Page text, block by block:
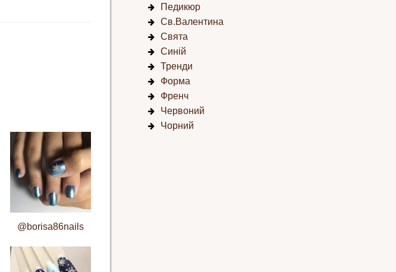
@borisa86nails
Педикюр
Св.Валентина
Свята
Синій
Тренди
Форма
Френч
Червоний
Чорний